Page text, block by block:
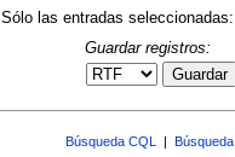
Sólo las entradas seleccionadas:
Guardar registros:
Guardar
Búsqueda CQL